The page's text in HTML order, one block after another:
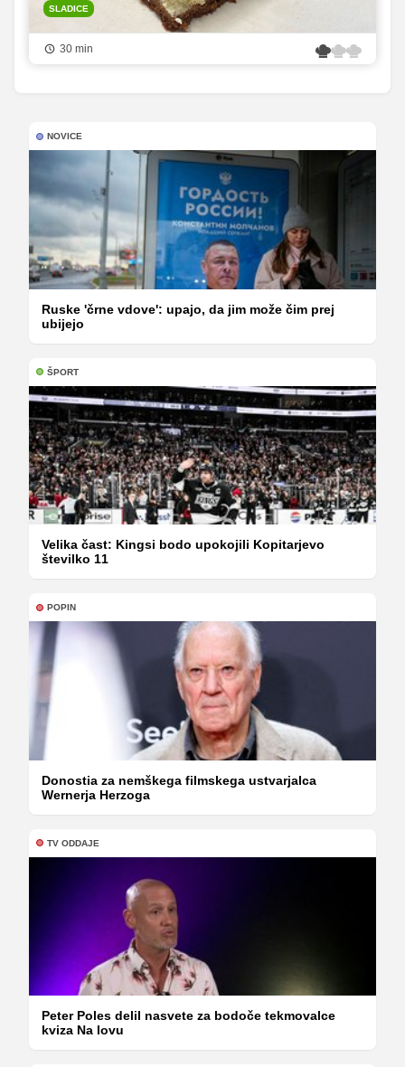
SLADICE
30 min
NOVICE
Ruske 'črne vdove': upajo, da jim može čim prej
ubijejo
ŠPORT
Velika čast: Kingsi bodo upokojili Kopitarjevo
številko 11
POPIN
Donostia za nemškega filmskega ustvarjalca
Wernerja Herzoga
TV ODDAJE
Peter Poles delil nasvete za bodoče tekmovalce
kviza Na lovu